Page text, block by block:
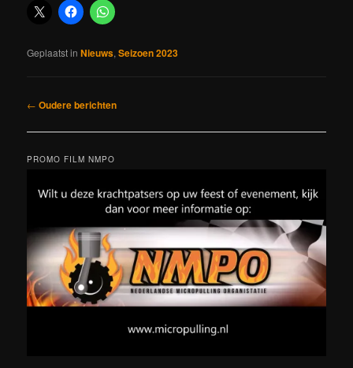
Geplaatst in Nieuws,Seizoen 2023
Bericht
← Oudere berichten
PROMO FILM NMPO